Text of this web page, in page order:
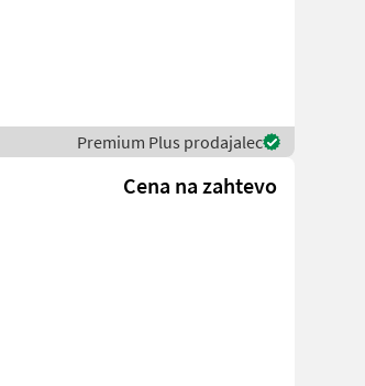
Premium Plus prodajalec
Cena na zahtevo